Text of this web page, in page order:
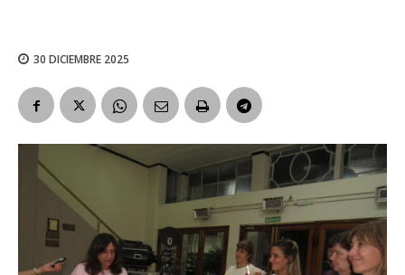
30 DICIEMBRE 2025